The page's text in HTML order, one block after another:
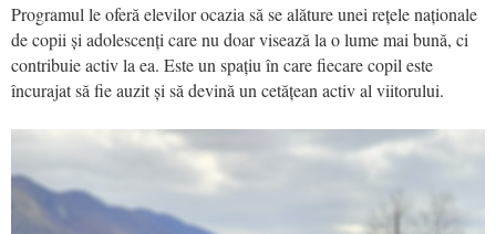
Programul le oferă elevilor ocazia să se alăture unei rețele naționale
de copii și adolescenți care nu doar visează la o lume mai bună, ci
contribuie activ la ea. Este un spațiu în care fiecare copil este
încurajat să fie auzit și să devină un cetățean activ al viitorului.